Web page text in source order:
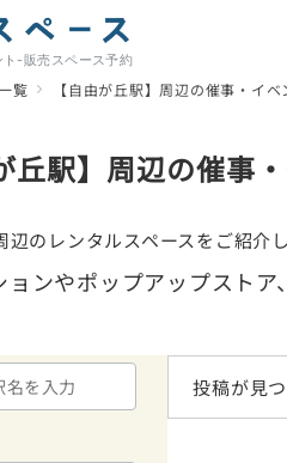
-販売スペース予約
覧 【自由が丘駅】周辺の催事・イ
丘駅】周辺の催事
辺のレンタルスペースをご紹介し
ョンやポップアップスト
投稿が見